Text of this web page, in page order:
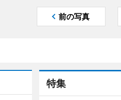
前の写真
特集